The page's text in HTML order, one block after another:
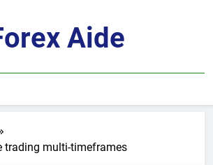
Aide
trading multi-timeframes